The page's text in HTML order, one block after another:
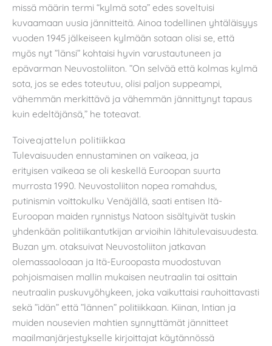
missä määrin termi “kylmä sota” edes soveltuisi
kuvaamaan uusia jännitteitä. Ainoa todellinen yhtäläisyys
vuoden 1945 jälkeiseen kylmään sotaan olisi se, että
myös nyt ”länsi” kohtaisi hyvin varustautuneen ja
epävarman Neuvostoliiton. ”On selvää että kolmas kylmä
sota, jos se edes toteutuu, olisi paljon suppeampi,
vähemmän merkittävä ja vähemmän jännittynyt tapaus
kuin edeltäjänsä,” he toteavat.
Toiveajattelun politiikkaa
Tulevaisuuden ennustaminen on vaikeaa, ja
erityisen vaikeaa se oli keskellä Euroopan suurta
murrosta 1990. Neuvostoliiton nopea romahdus,
putinismin voittokulku Venäjällä, saati entisen Itä-
Euroopan maiden rynnistys Natoon sisältyivät tuskin
yhdenkään politiikantutkijan arvioihin lähitulevaisuudesta.
Buzan ym. otaksuivat Neuvostoliiton jatkavan
olemassaoloaan ja Itä-Euroopasta muodostuvan
pohjoismaisen mallin mukaisen neutraalin tai osittain
neutraalin puskuvyöhykeen, joka vaikuttaisi rauhoittavasti
sekä ”idän” että ”lännen” politiikkaan. Kiinan, Intian ja
muiden nousevien mahtien synnyttämät jännitteet
maailmanjärjestykselle kirjoittajat käytännössä